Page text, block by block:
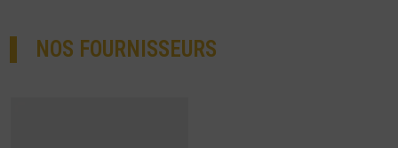
NOS FOURNISSEURS